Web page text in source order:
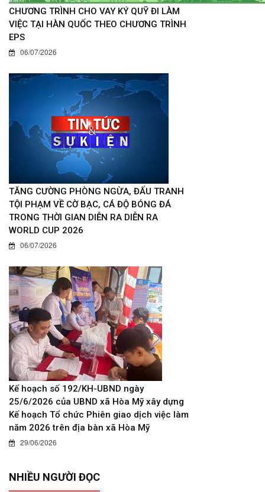
CHƯƠNG TRÌNH CHO VAY KÝ QUỸ ĐI LÀM
VIỆC TẠI HÀN QUỐC THEO CHƯƠNG TRÌNH
EPS
06/07/2026
TĂNG CƯỜNG PHÒNG NGỪA, ĐẤU TRANH
TỘI PHẠM VỀ CỜ BẠC, CÁ ĐỘ BÓNG ĐÁ
TRONG THỜI GIAN DIỄN RA DIỄN RA
WORLD CUP 2026
06/07/2026
Kế hoạch số 192/KH-UBND ngày
25/6/2026 của UBND xã Hòa Mỹ xây dựng
Kế hoạch Tổ chức Phiên giao dịch việc làm
năm 2026 trên địa bàn xã Hòa Mỹ
29/06/2026
NHIỀU NGƯỜI ĐỌC